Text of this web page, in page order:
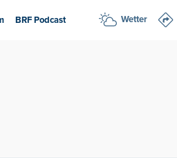
BRF Podcast Wetter